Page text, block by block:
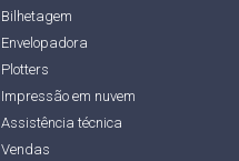
Bilhetagem
Envelopadora
Plotters
Impressão em nuvem
Assistência técnica
Vendas